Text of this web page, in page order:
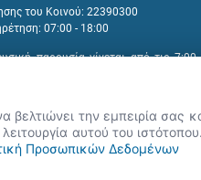
του Κοινού: 22390300
07:00 - 18:00
παρουσία γίνεται από τις 7:00
Κύπρος
βελτιώνει την εμπειρία
αυτού του
Προσωπικών Δεδομένων